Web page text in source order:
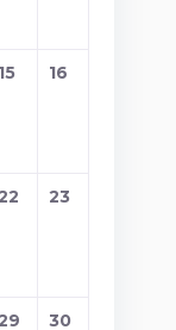
15 16
23
30